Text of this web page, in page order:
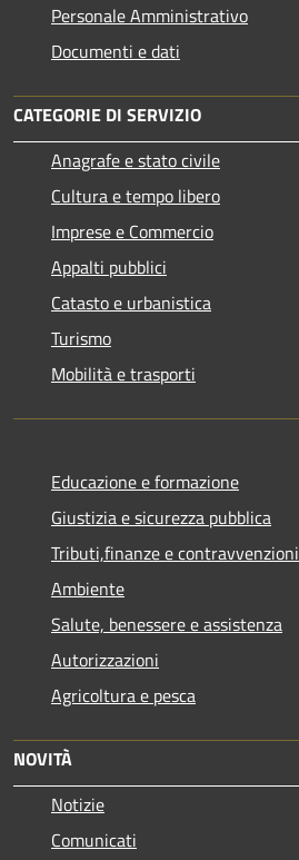
Personale Amministrativo
Documenti e dati
CATEGORIE DI SERVIZIO
Anagrafe e stato civile
Cultura e tempo libero
Imprese e Commercio
Appalti pubblici
Catasto e urbanistica
Turismo
Mobilità e trasporti
Educazione e formazione
Giustizia e sicurezza pubblica
Tributi,finanze e contravvenzioni
Ambiente
Salute, benessere e assistenza
Autorizzazioni
Agricoltura e pesca
NOVITÀ
Notizie
Comunicati